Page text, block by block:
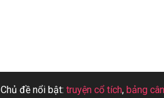
Chủ đề nổi bật: truyện cổ tích, bảng